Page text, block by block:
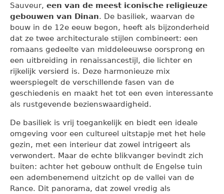
Sauveur, een van de meest iconische religieuze
gebouwen van Dinan. De basiliek, waarvan de
bouw in de 12e eeuw begon, heeft als bijzonderheid
dat ze twee architecturale stijlen combineert: een
romaans gedeelte van middeleeuwse oorsprong en
een uitbreiding in renaissancestijl, die lichter en
rijkelijk versierd is. Deze harmonieuze mix
weerspiegelt de verschillende fasen van de
geschiedenis en maakt het tot een even interessante
als rustgevende bezienswaardigheid.
De basiliek is vrij toegankelijk en biedt een ideale
omgeving voor een cultureel uitstapje met het hele
gezin, met een interieur dat zowel intrigeert als
verwondert. Maar de echte blikvanger bevindt zich
buiten: achter het gebouw onthult de Engelse tuin
een adembenemend uitzicht op de vallei van de
Rance. Dit panorama, dat zowel vredig als